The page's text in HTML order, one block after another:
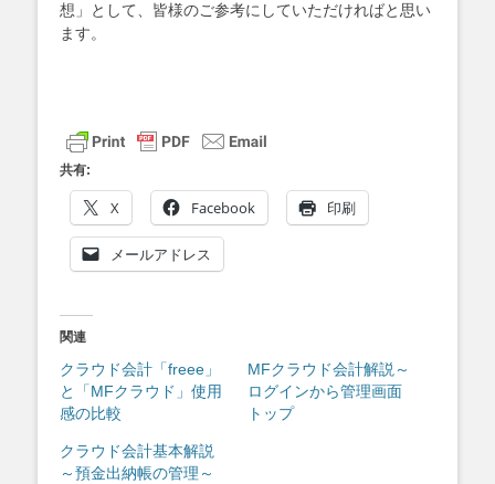
想」として、皆様のご参考にしていただければと思い
ます。
共有:
X Facebook 印刷
メールアドレス
関連
クラウド会計「freee」
と「MFクラウド」使用
感の比較
MFクラウド会計解説～
ログインから管理画面
トップ
クラウド会計基本解説
～預金出納帳の管理～